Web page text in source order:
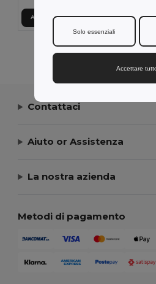
Aggiungi al carrello
Visualizzazione Di
Contattaci
Aiuto or Assistenza
La nostra azienda
Metodi di pagamento
Solo essenziali
Accettare